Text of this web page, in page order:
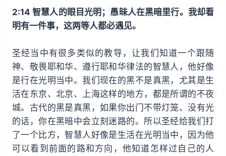
2:14 智慧人的眼目光明；愚昧人在黑暗里行。我却看
明有一件事，这两等人都必遇见。
圣经当中有很多类似的教导，让我们知道一个跟随
神、敬畏耶和华、遵行耶和华律法的智慧人，他好像
是行在光明当中。我们现在的黑不是真黑，尤其是生
活在东京、北京、上海这样的地方，都是所谓的不夜
城。古代的黑是真黑，如果你出门不带灯笼、没有光
的话，你在黑暗中会立刻迷路的。所以圣经给我们打
了一个比方，智慧人好像是生活在光明当中，因为他
可以看到前面的路和方向，他知道怎样过自己的人